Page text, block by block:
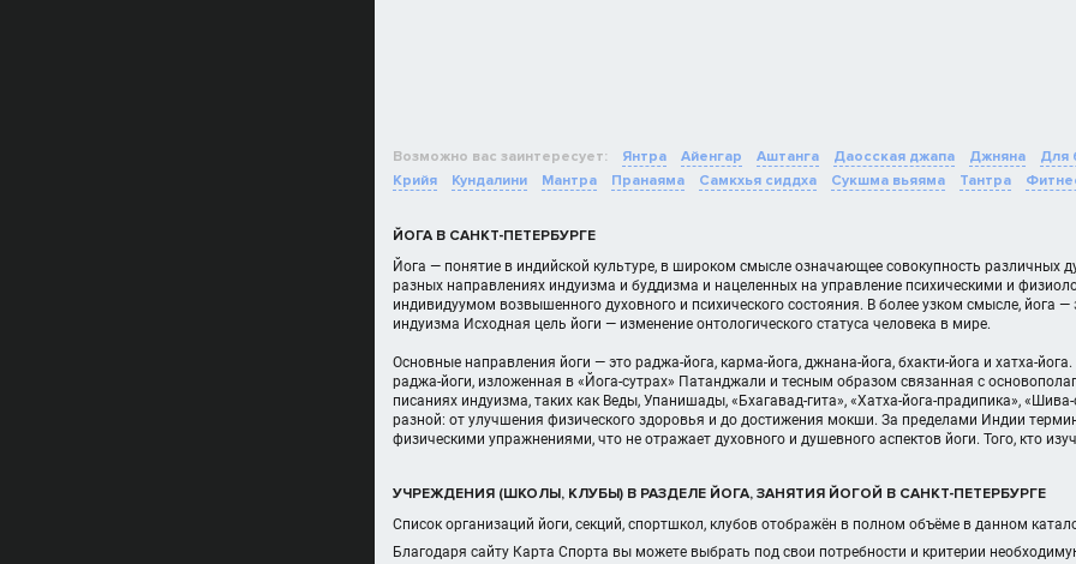
Возможно вас заинтересует: Янтра Айенгар Аштанга Даосская джапа Джняна Для
Крийя
Кундалини Мантра Пранаяма Самкхья сиддха Сукшма вьяяма Тантра
ЙОГА В САНКТ-ПЕТЕРБУРГЕ
Йога — понятие в индийской культуре, в широком смысле означающее совокупность различных
разных направлениях индуизма и буддизма и нацеленных на управление психическими и
индивидуумом возвышенного духовного и психического состояния. В более узком смысле,
индуизма Исходная цель йоги — изменение онтологического статуса человека в мире.
Основные направления йоги — это раджа-йога, карма-йога, джнана-йога, бхакти-йога и хатха-
раджа-йоги, изложенная в «Йога-сутрах» Патанджали и тесным образом связанная с
писаниях индуизма, таких как Веды, Упанишады, «Бхагавад-гита», «Хатха-йога-прадипика»,
разной: от улучшения физического здоровья и до достижения мокши. За пределами Индии
физическими упражнениями, что не отражает духовного и душевного аспектов йоги. Того, кто
УЧРЕЖДЕНИЯ (ШКОЛЫ, КЛУБЫ) В РАЗДЕЛЕ ЙОГА, ЗАНЯТИЯ ЙОГОЙ В САНКТ-ПЕТЕРБУРГЕ
Список организаций йоги, секций, спортшкол, клубов отображён в полном объёме в данном
Благодаря сайту Карта Спорта вы можете выбрать под свои потребности и критерии